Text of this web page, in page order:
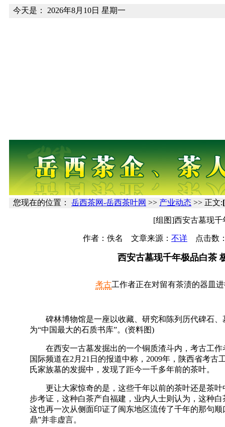
今天是： 2026年8月10日 星期一
您现在的位置： 岳西茶网-岳西茶叶网 >> 产业动态 >> 正文:
[组图]西安古墓现千
作者：佚名 文章来源： 不详 点击数
西安古墓现千年极品白茶
考古工作者正在对留有茶渍的器皿
碑林博物馆是一座以收藏、研究和陈列历代碑石、
为“中国最大的石质书库”。(资料图)
在西安一古墓发掘出的一个铜质渣斗内，考古工作
国际频道在2月21日的报道中称，2009年，陕西省考
氏家族墓的发掘中，发现了距今一千多年前的茶叶。
更让大家惊奇的是，这些千年以前的茶叶还是茶叶
步考证，这种白茶产自福建，业内人士则认为，这种
这也再一次从侧面印证了闽东地区流传了千年的那句
鼎”并非虚言。